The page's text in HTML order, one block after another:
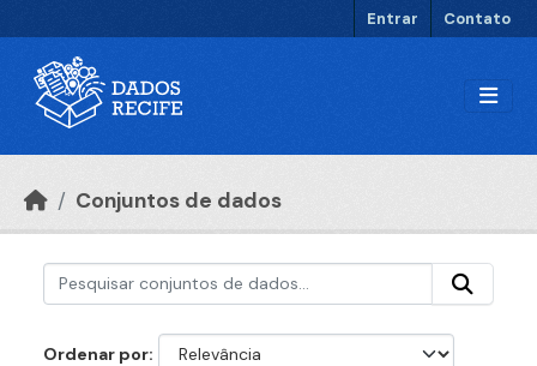
Entrar Contato
Conjuntos de dados
Ordenar por